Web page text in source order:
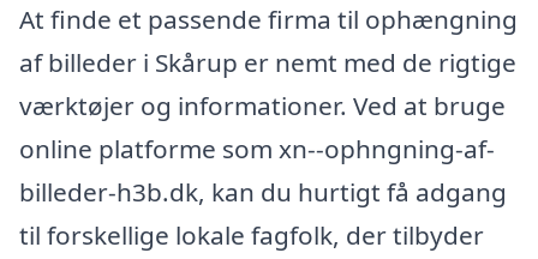
At finde et passende firma til ophængning
af billeder i Skårup er nemt med de rigtige
værktøjer og informationer. Ved at bruge
online platforme som xn--ophngning-af-
billeder-h3b.dk, kan du hurtigt få adgang
til forskellige lokale fagfolk, der tilbyder